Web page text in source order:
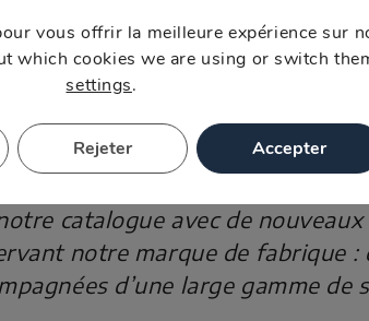
de douilles et de goupilles.
dans laquelle chaque modèle
dans le secteur et a établi une
catalogue avec de
notre marque de fabrique :
d’une large gamme de
vous offrir la meilleure expérience sur
which cookies we are using or switch
settings.
Accepter
Rejeter